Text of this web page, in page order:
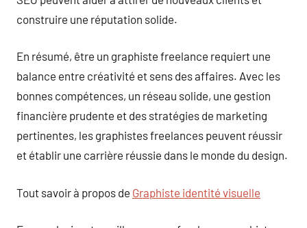
construire une réputation solide.
En résumé, être un graphiste freelance requiert une
balance entre créativité et sens des affaires. Avec les
bonnes compétences, un réseau solide, une gestion
financière prudente et des stratégies de marketing
pertinentes, les graphistes freelances peuvent réussir
et établir une carrière réussie dans le monde du design.
Tout savoir à propos de Graphiste identité visuelle